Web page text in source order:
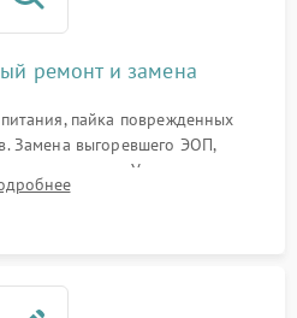
ремонт и замена
пайка поврежденных
Замена выгоревшего ЭОП,
или матрицы. Ультразвуковая
с линз объектива и